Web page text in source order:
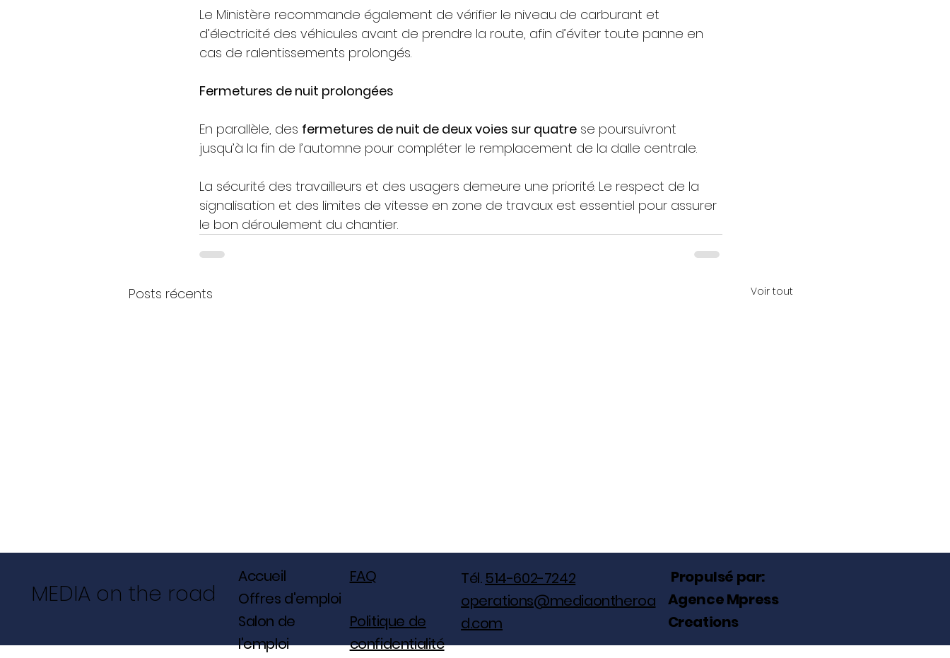
Le Ministère recommande également de vérifier le niveau de carburant et
d’électricité des véhicules avant de prendre la route, afin d’éviter toute panne en
cas de ralentissements prolongés.
Fermetures de nuit prolongées
En parallèle, des fermetures de nuit de deux voies sur quatre se poursuivront
jusqu’à la fin de l’automne pour compléter le remplacement de la dalle centrale.
La sécurité des travailleurs et des usagers demeure une priorité. Le respect de la
signalisation et des limites de vitesse en zone de travaux est essentiel pour assurer
le bon déroulement du chantier.
Posts récents Voir tout
Accueil
Offres d'emploi
Salon de
l'emploi
FAQ
Politique de
confidentialité
Tél. 514-602-7242
operations@mediaontheroa
d.com
Propulsé par:
Agence Mpress
Creations
MEDIA on the road